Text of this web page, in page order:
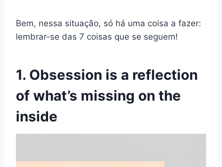
Bem, nessa situação, só há uma coisa a fazer:
lembrar-se das 7 coisas que se seguem!
1. Obsession is a reflection
of what’s missing on the
inside